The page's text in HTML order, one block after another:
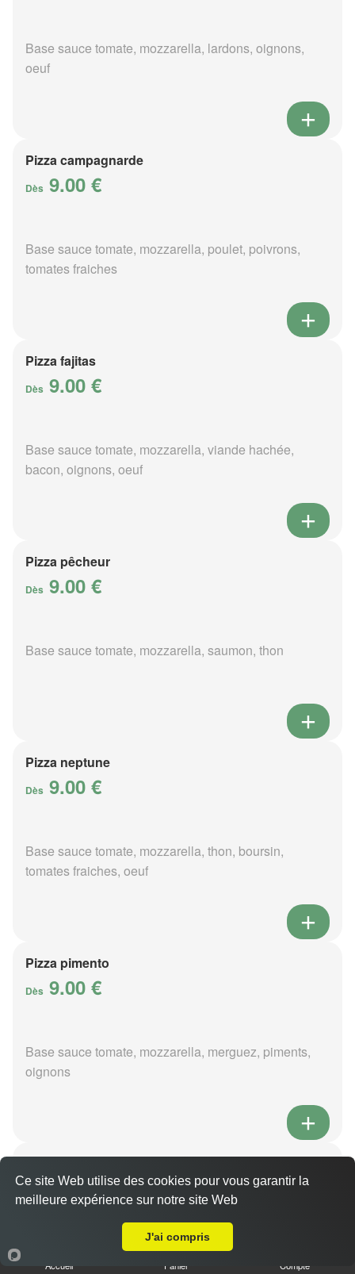
Base sauce tomate, mozzarella, lardons, oignons,
oeuf
Pizza campagnarde
Dès 9.00 €
Base sauce tomate, mozzarella, poulet, poivrons,
tomates fraiches
Pizza fajitas
Dès 9.00 €
Base sauce tomate, mozzarella, viande hachée,
bacon, oignons, oeuf
Pizza pêcheur
Dès 9.00 €
Base sauce tomate, mozzarella, saumon, thon
Pizza neptune
Dès 9.00 €
Base sauce tomate, mozzarella, thon, boursin,
tomates fraiches, oeuf
Pizza pimento
Dès 9.00 €
Base sauce tomate, mozzarella, merguez, piments,
oignons
Dès 9.00 €
Base sauce poivre, mozzarella, viande hachée,
Accueil Panier Compte
Ce site Web utilise des cookies pour vous garantir la
meilleure expérience sur notre site Web
J'ai compris